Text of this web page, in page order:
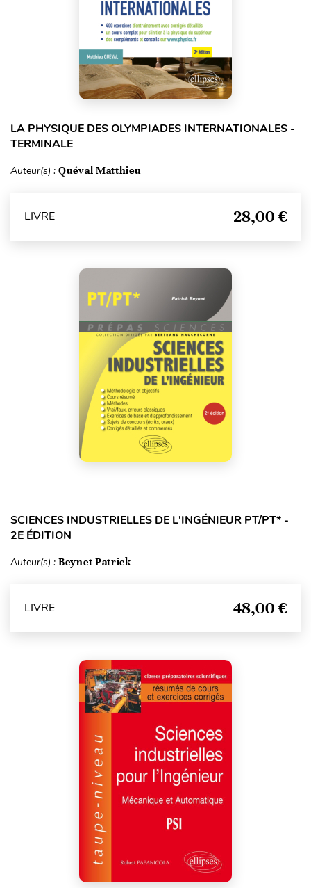
LA PHYSIQUE DES OLYMPIADES INTERNATIONALES -
TERMINALE
Auteur(s) : Quéval Matthieu
LIVRE 28,00 €
SCIENCES INDUSTRIELLES DE L'INGÉNIEUR PT/PT* -
2E ÉDITION
Auteur(s) : Beynet Patrick
LIVRE 48,00 €